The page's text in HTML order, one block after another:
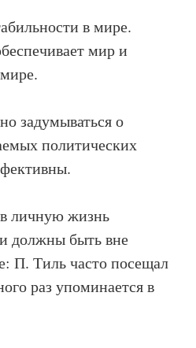
в мире.
мир и
задумываться о
политических
в личную жизнь
должны быть вне
П. Тиль часто посещал
раз упоминается в